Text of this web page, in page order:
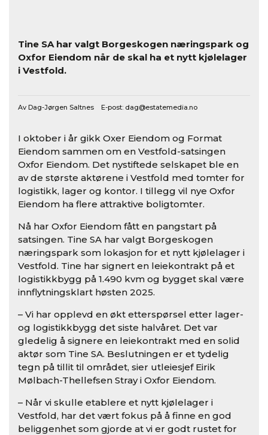
Tine SA har valgt Borgeskogen næringspark og
Oxfor Eiendom når de skal ha et nytt kjølelager
i Vestfold.
Av Dag-Jørgen Saltnes E-post: dag@estatemedia.no
I oktober i år gikk Oxer Eiendom og Format
Eiendom sammen om en Vestfold-satsingen
Oxfor Eiendom. Det nystiftede selskapet ble en
av de største aktørene i Vestfold med tomter for
logistikk, lager og kontor. I tillegg vil nye Oxfor
Eiendom ha flere attraktive boligtomter.
Nå har Oxfor Eiendom fått en pangstart på
satsingen. Tine SA har valgt Borgeskogen
næringspark som lokasjon for et nytt kjølelager i
Vestfold. Tine har signert en leiekontrakt på et
logistikkbygg på 1.490 kvm og bygget skal være
innflytningsklart høsten 2025.
– Vi har opplevd en økt etterspørsel etter lager-
og logistikkbygg det siste halvåret. Det var
gledelig å signere en leiekontrakt med en solid
aktør som Tine SA. Beslutningen er et tydelig
tegn på tillit til området, sier utleiesjef Eirik
Mølbach-Thellefsen Stray i Oxfor Eiendom.
– Når vi skulle etablere et nytt kjølelager i
Vestfold, har det vært fokus på å finne en god
beliggenhet som gjorde at vi er godt rustet for